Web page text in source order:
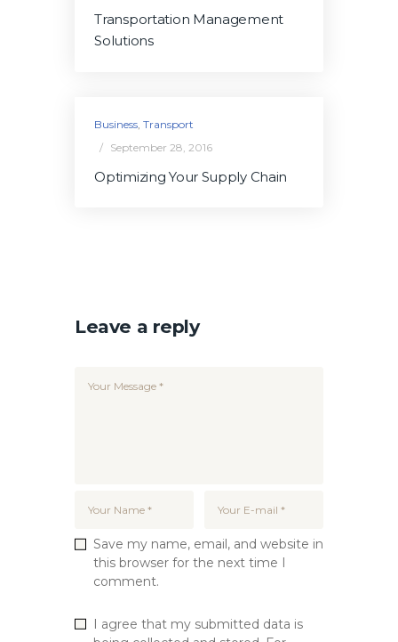
Transportation Management
Solutions
Business ,Transport
September 28, 2016
Optimizing Your Supply Chain
Leave a reply
Save my name, email, and website in
this browser for the next time I
comment.
I agree that my submitted data is